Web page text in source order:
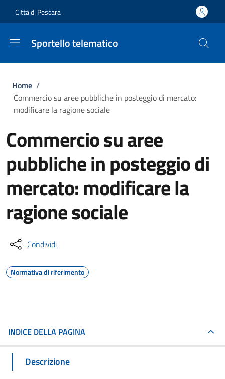
Città di Pescara
Sportello telematico
Briciole di pane
Home /
Commercio su aree pubbliche in posteggio di mercato:
modificare la ragione sociale
Commercio su aree
pubbliche in posteggio di
mercato: modificare la
ragione sociale
Condividi
Normativa di riferimento
INDICE DELLA PAGINA
Descrizione